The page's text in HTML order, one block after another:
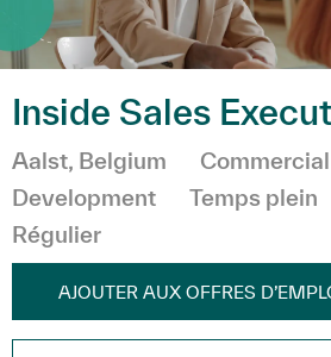
Inside Sales
Emplacement
Aalst, Belgium Catégorie
Development
Temps plein
Régulier
AJOUTER AUX OFFRES